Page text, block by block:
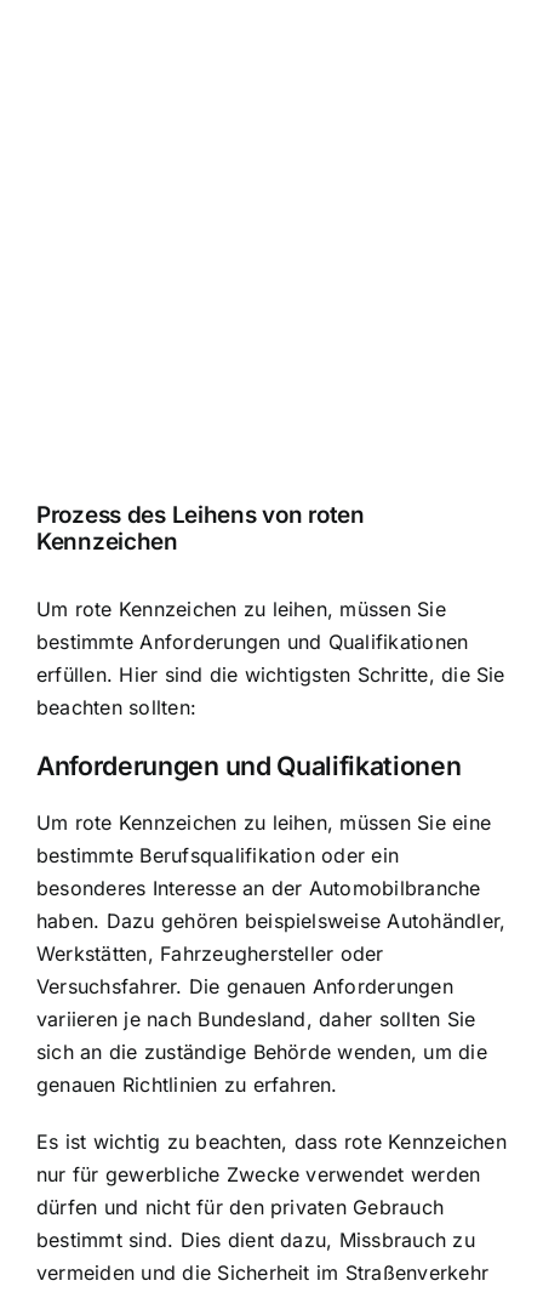
Prozess des Leihens von roten
Kennzeichen
Um rote Kennzeichen zu leihen, müssen Sie
bestimmte Anforderungen und Qualifikationen
erfüllen. Hier sind die wichtigsten Schritte, die Sie
beachten sollten:
Anforderungen und Qualifikationen
Um rote Kennzeichen zu leihen, müssen Sie eine
bestimmte Berufsqualifikation oder ein
besonderes Interesse an der Automobilbranche
haben. Dazu gehören beispielsweise Autohändler,
Werkstätten, Fahrzeughersteller oder
Versuchsfahrer. Die genauen Anforderungen
variieren je nach Bundesland, daher sollten Sie
sich an die zuständige Behörde wenden, um die
genauen Richtlinien zu erfahren.
Es ist wichtig zu beachten, dass rote Kennzeichen
nur für gewerbliche Zwecke verwendet werden
dürfen und nicht für den privaten Gebrauch
bestimmt sind. Dies dient dazu, Missbrauch zu
vermeiden und die Sicherheit im Straßenverkehr